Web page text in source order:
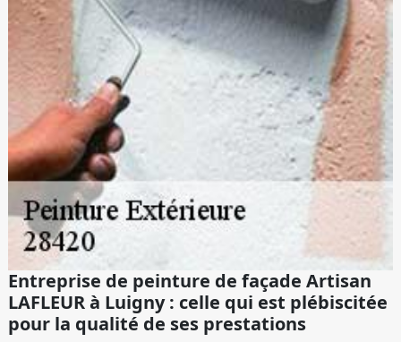
Entreprise de peinture de façade Artisan
LAFLEUR à Luigny : celle qui est plébiscitée
pour la qualité de ses prestations